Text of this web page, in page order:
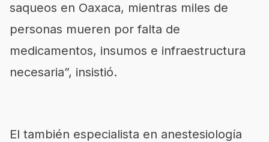
saqueos en Oaxaca, mientras miles de
personas mueren por falta de
medicamentos, insumos e infraestructura
necesaria”, insistió.
El también especialista en anestesiología